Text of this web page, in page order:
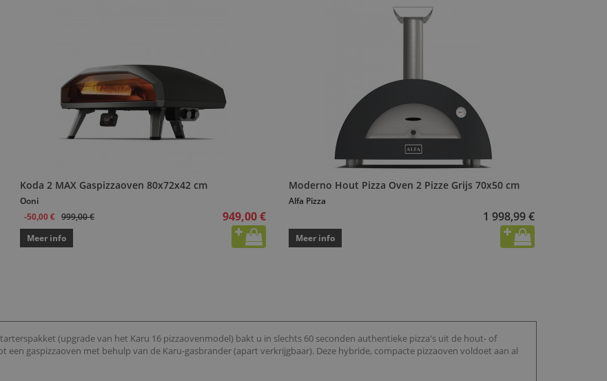
Koda 2 MAX Gaspizzaoven 80x72x42 cm
Ooni
-50,00 € 999,00 € 949,00 €
Meer info
Moderno Hout Pizza Oven 2 Pizze Grijs 70x50 cm
Alfa Pizza
1 998,99 €
Meer info
(upgrade van het Karu 16 pizzaovenmodel) bakt u in slechts 60 seconden authentieke pizza's uit de hout- of
gaspizzaoven met behulp van de Karu-gasbrander (apart verkrijgbaar). Deze hybride, compacte pizzaoven voldoet aan al